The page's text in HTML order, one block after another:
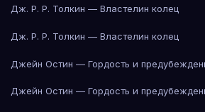
Дж. Р. Р. Толкин — Властелин колец
Дж. Р. Р. Толкин — Властелин колец
Джейн Остин — Гордость и
Джейн Остин — Гордость и